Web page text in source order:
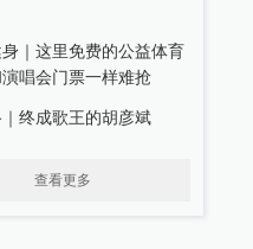
｜这里免费的公益体育
唱会门票一样难抢
终成歌王的胡彦斌
查看更多